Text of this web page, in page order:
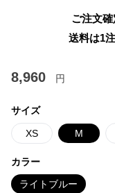
ご注文
送料は1
8,960 円
サイズ
XS M
カラー
ライトブルー